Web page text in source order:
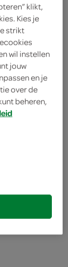
klikt,
Kies je
strikt
wil instellen
jouw
en je
over de
beheren,